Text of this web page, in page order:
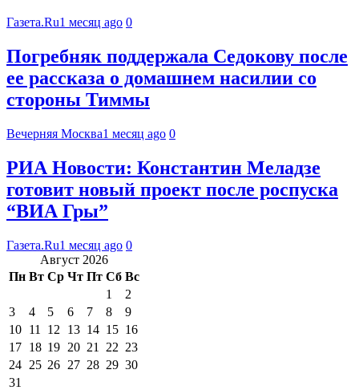
Газета.Ru1 месяц ago 0
Погребняк поддержала Седокову после
ее рассказа о домашнем насилии со
стороны Тиммы
Вечерняя Москва1 месяц ago 0
РИА Новости: Константин Меладзе
готовит новый проект после роспуска
“ВИА Гры”
Газета.Ru1 месяц ago 0
Август 2026
Пн Вт Ср Чт Пт Сб Вс
1
2
3
4 5 6 7 8
9
10 11 12 13 14 15 16
17 18 19 20 21 22 23
24 25 26 27 28 29 30
31